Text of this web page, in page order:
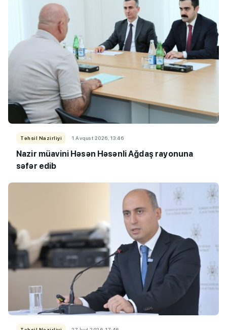
Təhsil Nazirliyi 1 Avqust 2026, 13:46
Nazir müavini Həsən Həsənli Ağdaş rayonuna
səfər edib